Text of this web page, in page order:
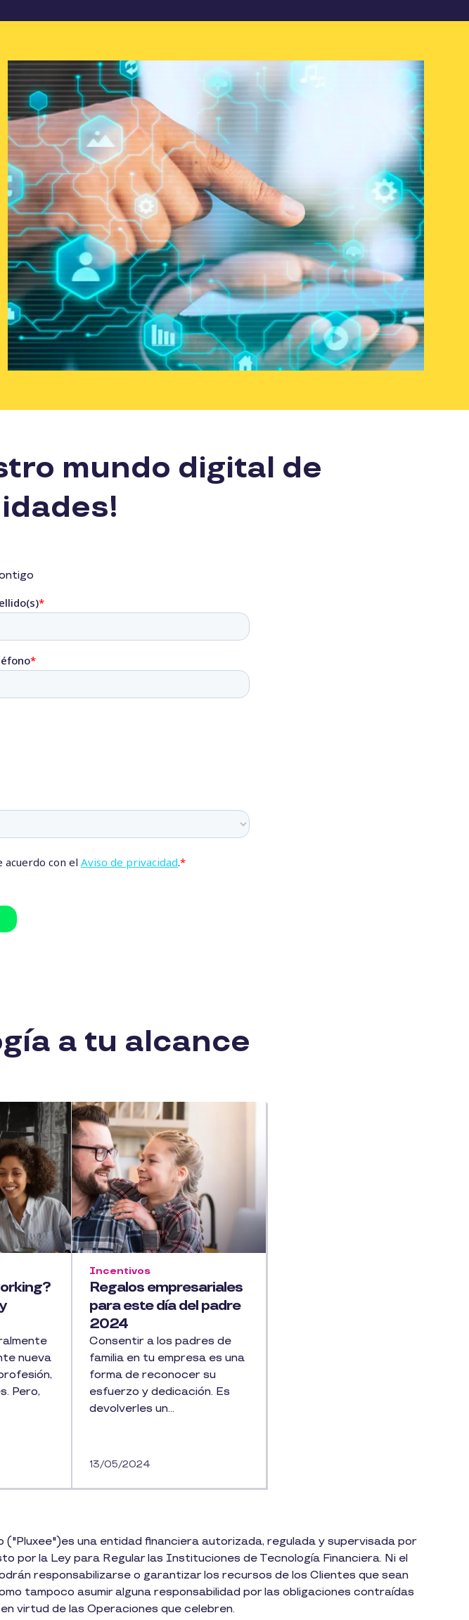
mundo digital de
a tu alcance
nueva
Pero,
Regalos empresariales
para este día del padre
2024
Incentivos
Consentir a los padres de
familia en tu empresa es una
forma de reconocer su
esfuerzo y dedicación. Es
devolverles un...
13/05/2024
("Pluxee")es una entidad financiera autorizada, regulada y supervisada por
por la Ley para Regular las Instituciones de Tecnología Financiera. Ni el
responsabilizarse o garantizar los recursos de los Clientes que sean
tampoco asumir alguna responsabilidad por las obligaciones contraídas
virtud de las Operaciones que celebren.